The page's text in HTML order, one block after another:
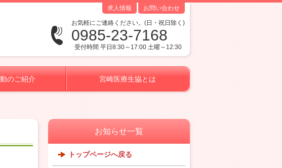
求人情報 お問い合わせ
お気軽にご連絡ください。(日・祝日除く)
0985-23-7168
受付時間 平日8:30～17:00 土曜～12:30
のご紹介 宮崎医療生協とは
お知らせ一覧
トップページへ戻る